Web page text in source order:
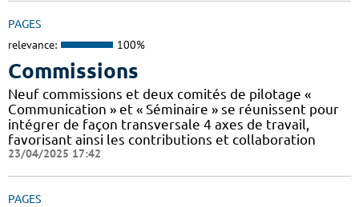
PAGES
relevance: 100%
Commissions
Neuf commissions et deux comités de pilotage «
Communication » et « Séminaire » se réunissent pour
intégrer de façon transversale 4 axes de travail,
favorisant ainsi les contributions et collaboration
23/04/2025 17:42
PAGES